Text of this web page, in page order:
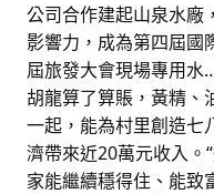
公司合作建起山泉水廠
影響力，成為第四屆國
屆旅發大會現場專用
胡龍算了算賬，黃精、
一起，能為村里創造七
濟帶來近20萬元收入。
家能繼續穩得住、能致